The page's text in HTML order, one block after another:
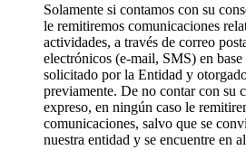
Solamente si contamos con su
le remitiremos comunicaciones
actividades, a través de correo
electrónicos (e-mail, SMS) en
solicitado por la Entidad y
previamente. De no contar con su
expreso, en ningún caso le
comunicaciones, salvo que se
nuestra entidad y se encuentre en